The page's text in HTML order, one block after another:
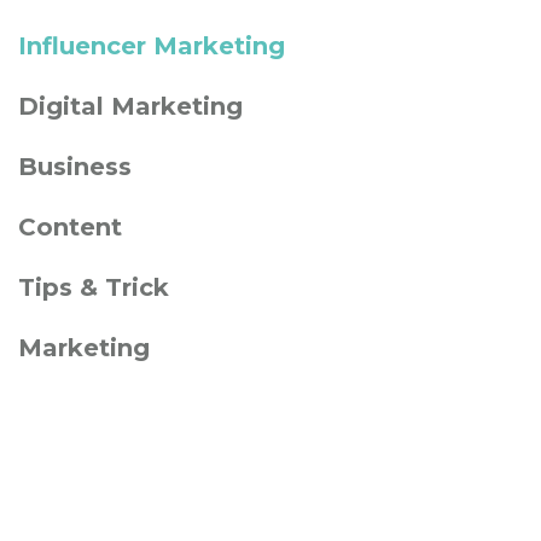
Influencer Marketing
Digital Marketing
Business
Content
Tips & Trick
Marketing